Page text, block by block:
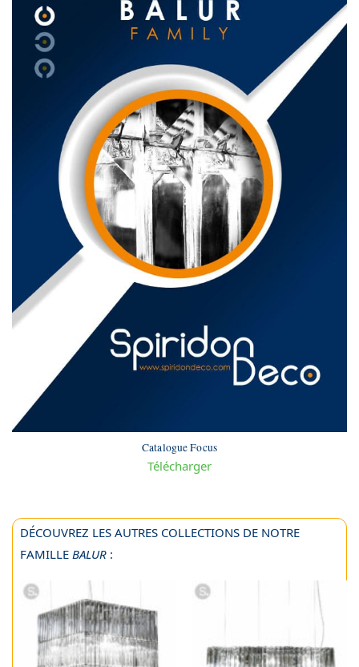
Catalogue Focus
Télécharger
DÉCOUVREZ LES AUTRES COLLECTIONS DE NOTRE
FAMILLE BALUR :